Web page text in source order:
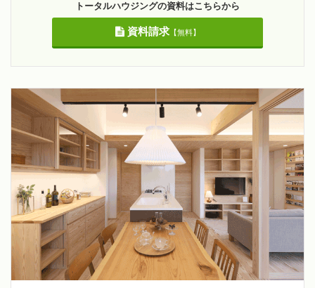
トータルハウジングの資料はこちらから
資料請求【無料】